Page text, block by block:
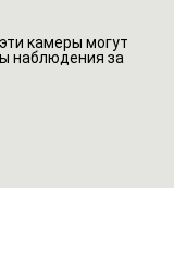
камеры могут
наблюдения за